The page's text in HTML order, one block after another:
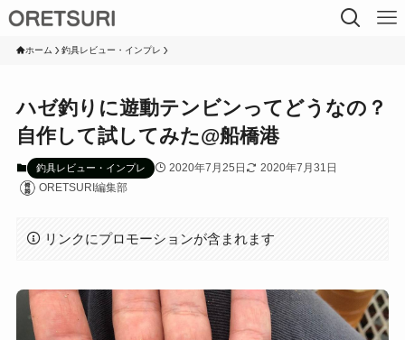
ホーム 釣具レビュー・インプレ
ハゼ釣りに遊動テンビンってどうなの？
自作して試してみた@船橋港
釣具レビュー・インプレ 2020年7月25日
2020年7月31日
ORETSURI編集部
リンクにプロモーションが含まれます